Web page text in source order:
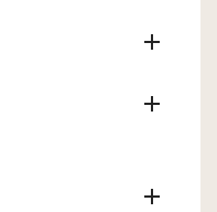


